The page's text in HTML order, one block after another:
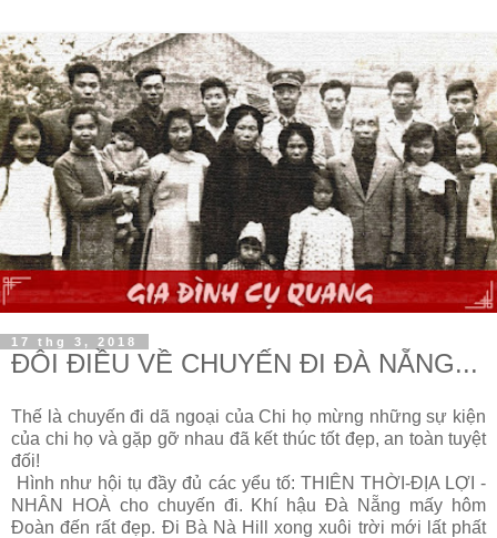
17 thg 3, 2018
ĐÔI ĐIỀU VỀ CHUYẾN ĐI ĐÀ NẴNG...
Thế là chuyến đi dã ngoại của Chi họ mừng những sự kiện
của chi họ và gặp gỡ nhau đã kết thúc tốt đẹp, an toàn tuyệt
đối!
Hình như hội tụ đầy đủ các yểu tố: THIÊN THỜI-ĐỊA LỢI -
NHÂN HOÀ cho chuyến đi. Khí hậu Đà Nẵng mấy hôm
Đoàn đến rất đẹp. Đi Bà Nà Hill xong xuôi trời mới lất phất